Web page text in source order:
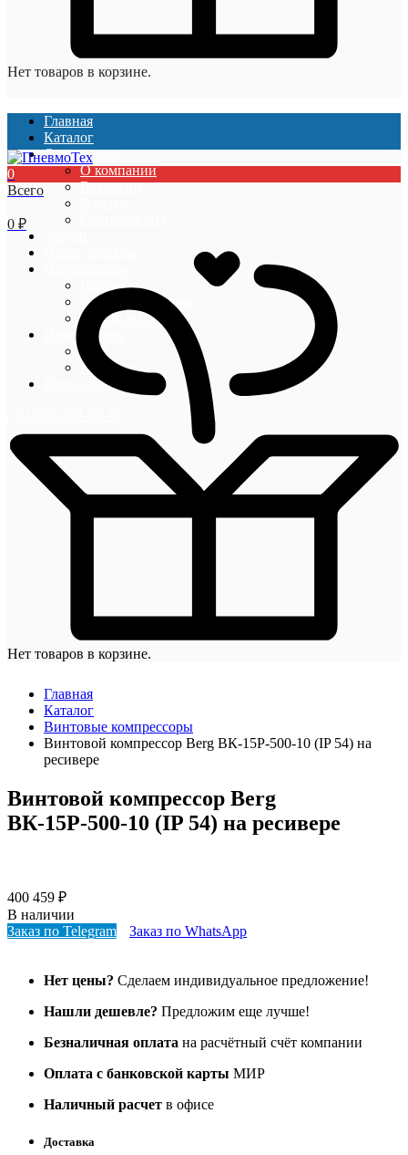
Нет товаров в корзине.
Главная
Каталог
О компании
О компании
Вакансии
Гарантии
Оплата и доставка
Акции и скидки
Информация
Блог
Новости
Контакты
0
Всего
0 ₽
Нет товаров в корзине.
Главная
Каталог
Винтовые компрессоры
Винтовой компрессор Berg ВК-15Р-500-10 (IP 54) на
ресивере
Винтовой компрессор Berg
ВК-15Р-500-10 (IP 54) на ресивере
400 459 ₽
В наличии
Заказ по Telegram
Заказ по WhatsApp
Нет цены? Сделаем индивидуальное предложение!
Нашли дешевле? Предложим еще лучше!
Безналичная оплата на расчётный счёт компании
Оплата с банковской карты МИР
Наличный расчет в офисе
Доставка